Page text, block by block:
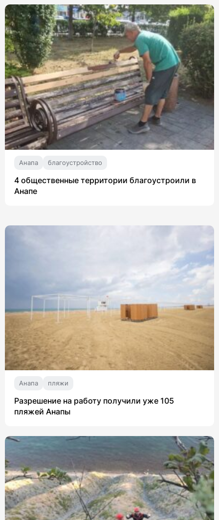
Анапа благоустройство
4 общественные территории благоустроили в
Анапе
Анапа пляжи
Разрешение на работу получили уже 105
пляжей Анапы